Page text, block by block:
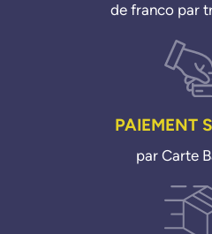
de franco par
PAIEMENT
par Carte